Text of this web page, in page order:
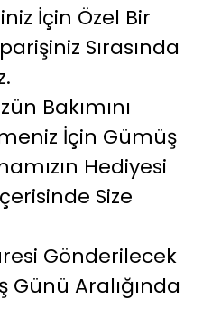
İçin Özel Bir
Sırasında
Bakımını
İçin Gümüş
Hediyesi
Size
Gönderilecek
Günü Aralığında